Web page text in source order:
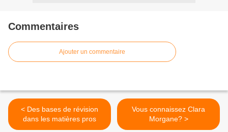
Commentaires
Ajouter un commentaire
< Des bases de révision
dans les matières pros
Vous connaissez Clara
Morgane? >